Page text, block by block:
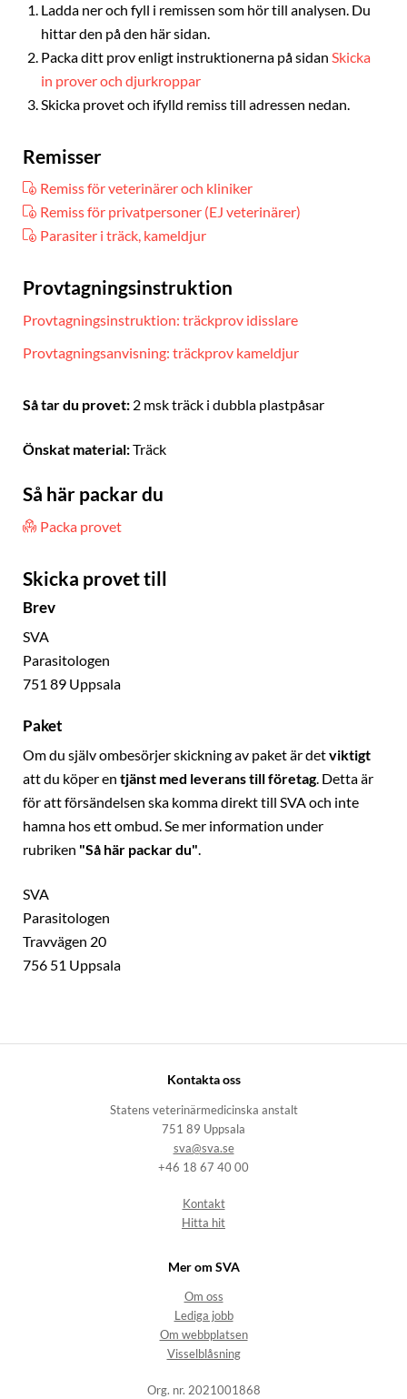
Ladda ner och fyll i remissen som hör till analysen. Du
hittar den på den här sidan.
Packa ditt prov enligt instruktionerna på sidan Skicka
in prover och djurkroppar
Skicka provet och ifylld remiss till adressen nedan.
Remisser
Remiss för veterinärer och kliniker
Remiss för privatpersoner (EJ veterinärer)
Parasiter i träck, kameldjur
Provtagningsinstruktion
Provtagningsinstruktion: träckprov idisslare
Provtagningsanvisning: träckprov kameldjur
Så tar du provet: 2 msk träck i dubbla plastpåsar
Önskat material:Träck
Så här packar du
Packa provet
Skicka provet till
Brev
SVA
Parasitologen
751 89 Uppsala
Paket
Om du själv ombesörjer skickning av paket är detviktigt
att du köper en tjänst med leverans till företag. Detta är
för att försändelsen ska komma direkt till SVA och inte
hamna hos ett ombud. Se mer information under
rubriken "Så här packar du".
SVA
Parasitologen
Travvägen 20
756 51 Uppsala
Kontakta oss
Statens veterinärmedicinska anstalt
751 89 Uppsala
sva@sva.se
+46 18 67 40 00
Kontakt
Hitta hit
Mer om SVA
Om oss
Lediga jobb
Om webbplatsen
Visselblåsning
Org. nr. 2021001868